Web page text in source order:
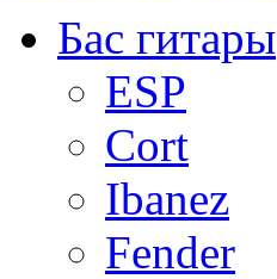
Бас гитары
ESP
Cort
Ibanez
Fender